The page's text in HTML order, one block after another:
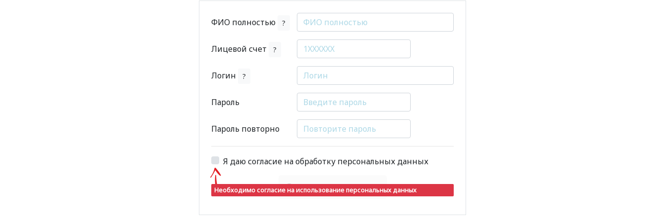
ФИО полностью ?
Лицевой счет ?
Логин ?
Пароль
Пароль повторно
Необходимо согласие на использование персональных данных
Я даю согласие на обработку персональных данных
Зарегистрировать